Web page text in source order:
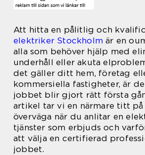
Att hitta en pålitlig och
elektriker Stockholm är en
alla som behöver hjälp med
underhåll eller akuta
det gäller ditt hem, företag
kommersiella fastigheter, är
jobbet blir gjort rätt första
artikel tar vi en närmare titt
överväga när du anlitar en
tjänster som erbjuds och
att välja en certifierad
jobbet.